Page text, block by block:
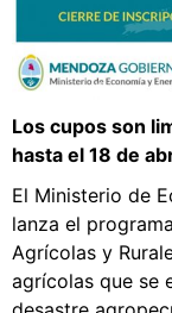
Los cupos son
hasta el 18 de
El Ministerio de
lanza el
Agrícolas y
agrícolas que se